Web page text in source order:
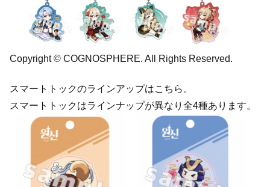
Copyright © COGNOSPHERE. All Rights Reserved.
スマートトックのラインアップはこちら。
スマートトックはラインナップが異なり全4種あります。